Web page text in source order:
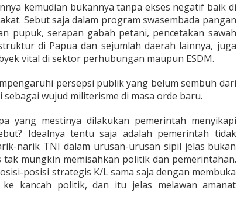
kemudian bukannya tanpa ekses negatif baik di
Sebut saja dalam program swasembada pangan
pupuk, serapan gabah petani, pencetakan sawah
di Papua dan sejumlah daerah lainnya, juga
vital di sektor perhubungan maupun ESDM.
persepsi publik yang belum sembuh dari
wujud militerisme di masa orde baru.
yang mestinya dilakukan pemerintah menyikapi
Idealnya tentu saja adalah pemerintah tidak
narik TNI dalam urusan-urusan sipil jelas bukan
tak mungkin memisahkan politik dan pemerintahan.
posisi strategis K/L sama saja dengan membuka
kancah politik, dan itu jelas melawan amanat